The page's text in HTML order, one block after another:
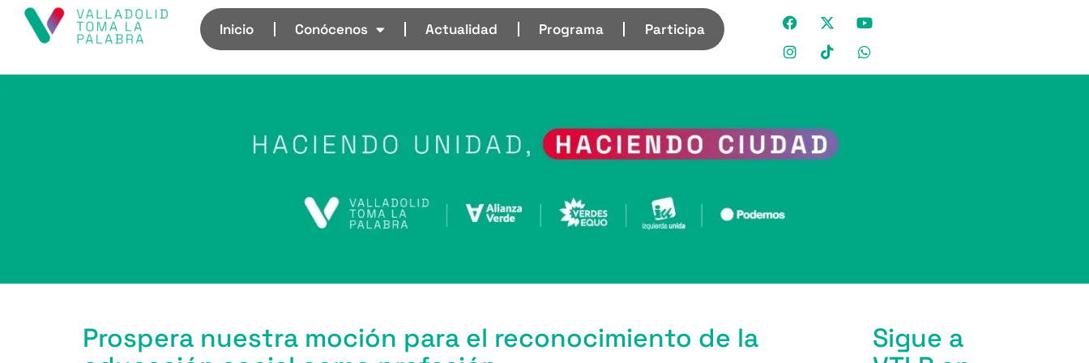
Inicio Conócenos Actualidad Programa Participa
Prospera nuestra moción para el reconocimiento de la
Sigue a